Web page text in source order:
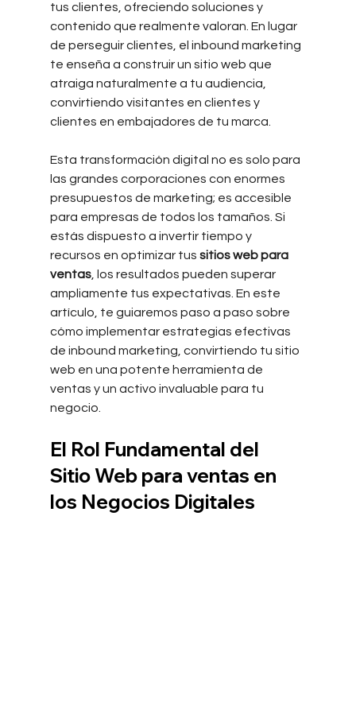
tus clientes, ofreciendo soluciones y
contenido que realmente valoran. En lugar
de perseguir clientes, el inbound marketing
te enseña a construir un sitio web que
atraiga naturalmente a tu audiencia,
convirtiendo visitantes en clientes y
clientes en embajadores de tu marca.
Esta transformación digital no es solo para
las grandes corporaciones con enormes
presupuestos de marketing; es accesible
para empresas de todos los tamaños. Si
estás dispuesto a invertir tiempo y
recursos en optimizar tus sitios web para
ventas, los resultados pueden superar
ampliamente tus expectativas. En este
artículo, te guiaremos paso a paso sobre
cómo implementar estrategias efectivas
de inbound marketing, convirtiendo tu sitio
web en una potente herramienta de
ventas y un activo invaluable para tu
negocio.
El Rol Fundamental del
Sitio Web para ventas en
los Negocios Digitales